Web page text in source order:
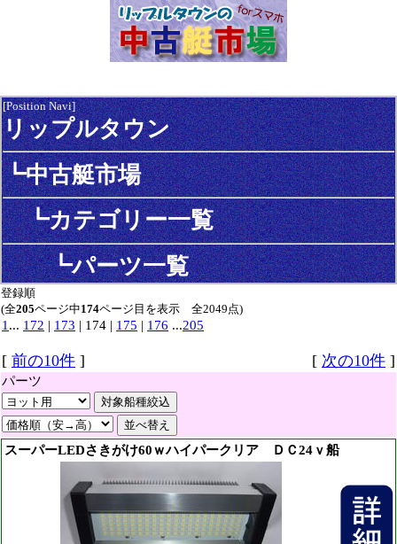
[Position Navi]
リップルタウン
┗中古艇市場
┗カテゴリー一覧
┗パーツ一覧
登録順
(全205ページ中174ページ目を表示 全2049点)
1 ... 172 | 173 | 174 | 175 | 176 ...205
[ 前の10件 ] [ 次の10件 ]
パーツ
スーパーLEDさきがけ60ｗハイパークリア ＤＣ24ｖ船